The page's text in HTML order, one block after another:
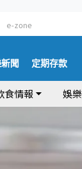
e-zone
聞 定期存款
食情報 娛樂